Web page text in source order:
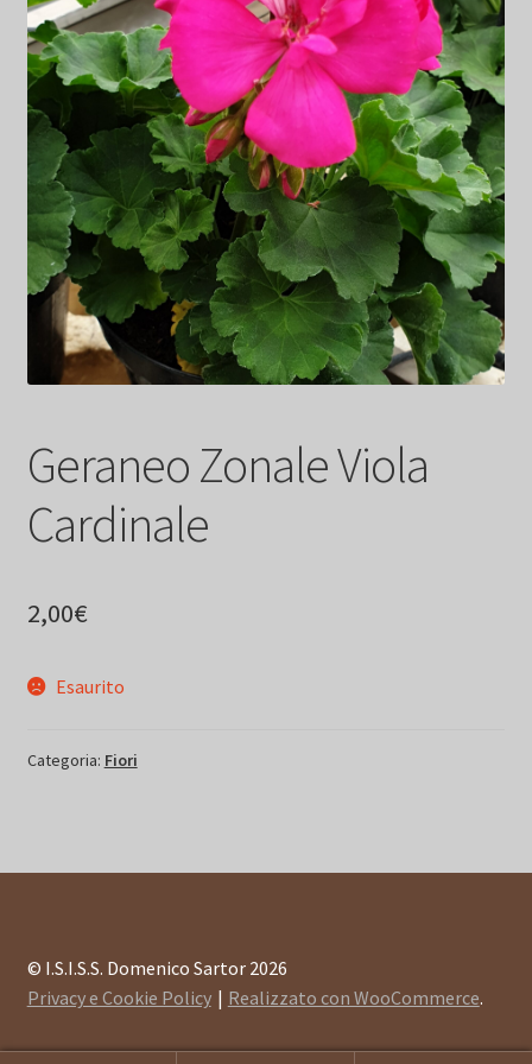
Geraneo Zonale Viola
Cardinale
2,00€
Esaurito
Categoria: Fiori
© I.S.I.S.S. Domenico Sartor 2026
Privacy e Cookie Policy
Realizzato con WooCommerce.